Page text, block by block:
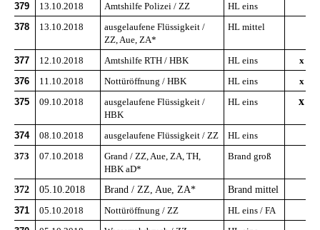
379 13.10.2018 Amtshilfe Polizei / ZZ
HL eins
378
13.10.2018
ausgelaufene Flüssigkeit /
ZZ, Aue, ZA*
HL mittel
377 12.10.2018 Amtshilfe RTH / HBK HL eins
x
376
11.10.2018 Nottüröffnung / HBK HL eins
x
375
09.10.2018
ausgelaufene Flüssigkeit /
HBK
HL eins x
374 08.10.2018 ausgelaufene Flüssigkeit / ZZ
HL eins
373
07.10.2018
Grand / ZZ, Aue, ZA, TH,
HBK aD*
Brand groß
372 05.10.2018 Brand / ZZ, Aue, ZA*
Brand mittel
371
05.10.2018 Nottüröffnung / ZZ
HL eins / FA